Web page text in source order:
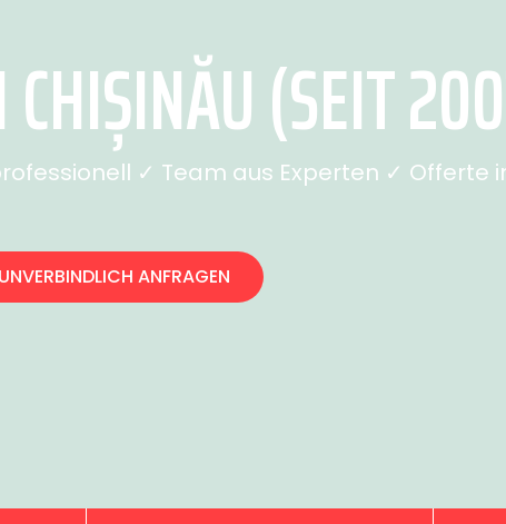
(SEIT
✓ Team aus Experten ✓ Offerte
ANFRAGEN